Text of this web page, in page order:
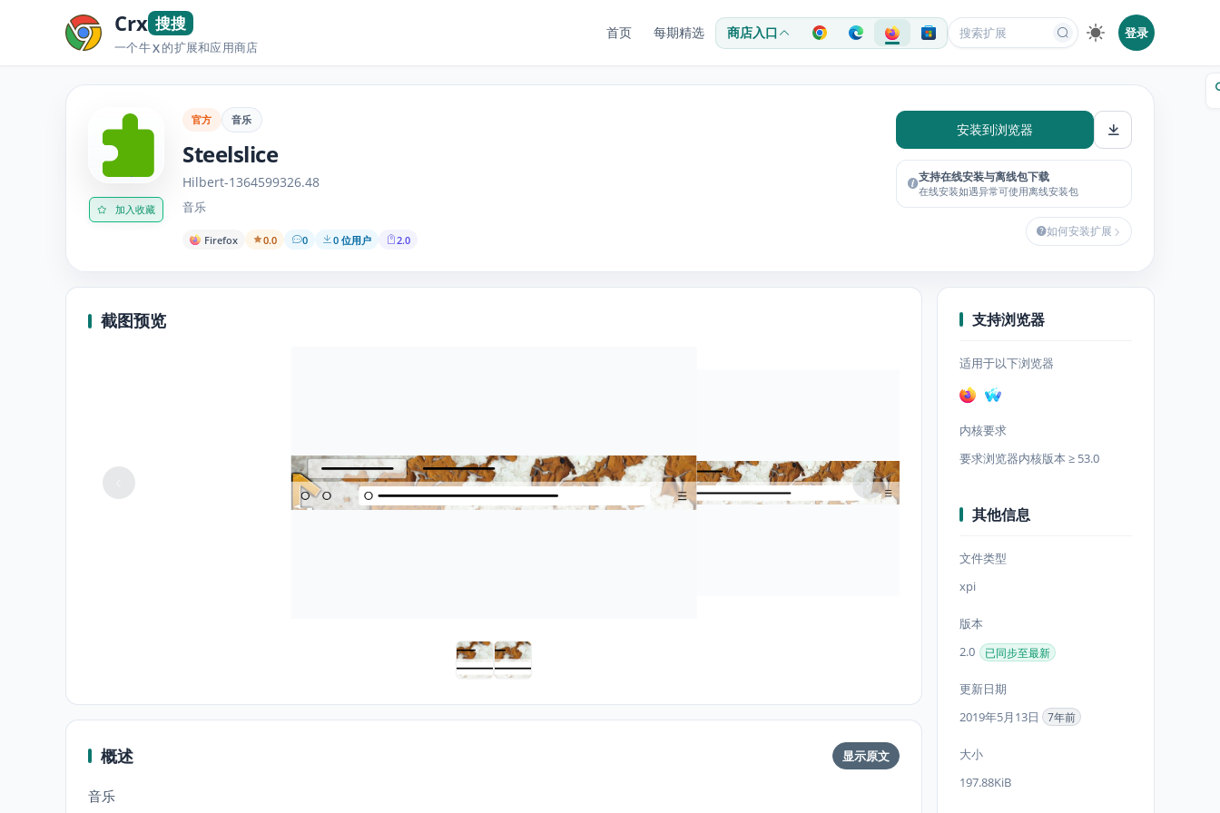
Crx 搜搜
一个牛X的扩展和应用商店
首页 每期精选 商店入口 登录
加入收藏
官方 音乐
Steelslice
Hilbert-1364599326.48
音乐
Firefox 0.0 0 0 位用户 2.0
安装到浏览器
支持在线安装与离线包下载
在线安装如遇异常可使用离线安装包
如何安装扩展
截图预览
概述 显示原文
音乐
支持浏览器
适用于以下浏览器
内核要求
要求浏览器内核版本 ≥ 53.0
其他信息
文件类型
xpi
版本
2.0
已同步至最新
更新日期
2019年5月13日
7年前
大小
197.88KiB